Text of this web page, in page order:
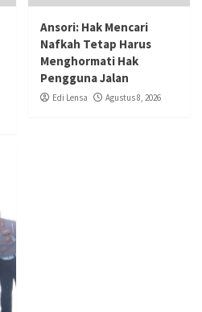
Ansori: Hak Mencari
Nafkah Tetap Harus
Menghormati Hak
Pengguna Jalan
Edi Lensa Agustus 8, 2026